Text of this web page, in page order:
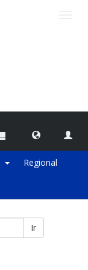
Regional
Ir